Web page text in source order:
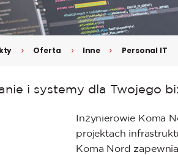
Oferta Inne Personal IT
i systemy dla Twojego
Inżynierowie Koma
projektach
Koma Nord